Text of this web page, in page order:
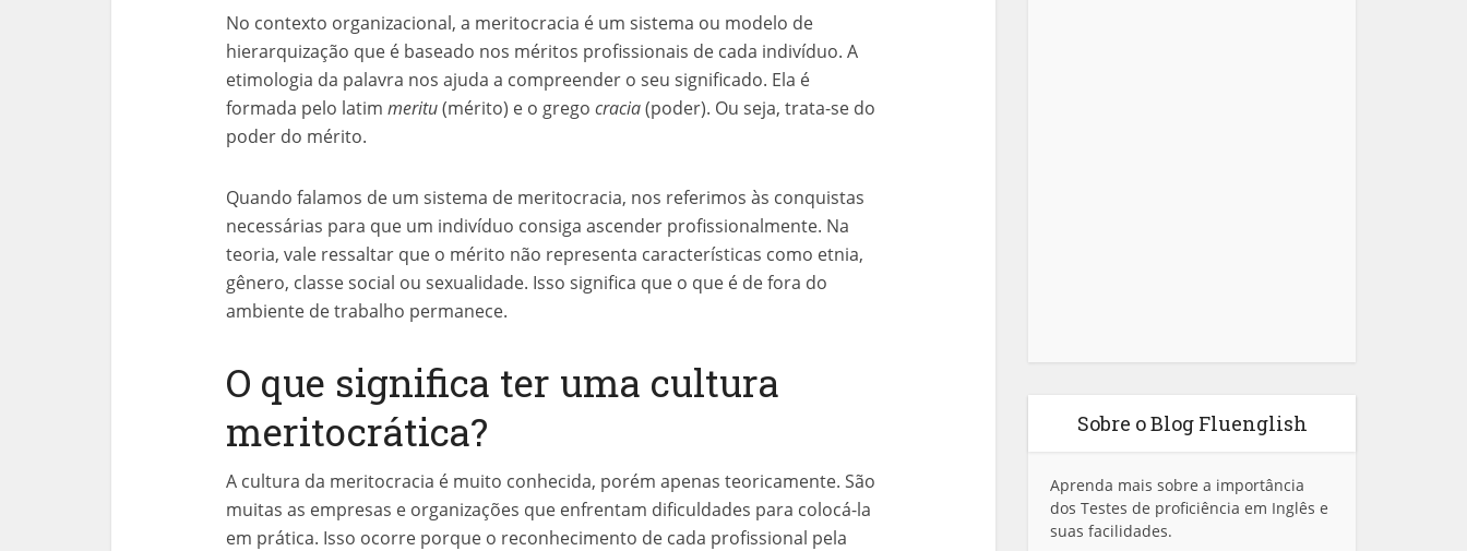
No contexto organizacional, a meritocracia é um sistema ou modelo de
hierarquização que é baseado nos méritos profissionais de cada indivíduo. A
etimologia da palavra nos ajuda a compreender o seu significado. Ela é
formada pelo latim meritu(mérito) e o grego cracia(poder). Ou seja, trata-se do
poder do mérito.
Quando falamos de um sistema de meritocracia, nos referimos às conquistas
necessárias para que um indivíduo consiga ascender profissionalmente. Na
teoria, vale ressaltar que o mérito não representa características como etnia,
gênero, classe social ou sexualidade. Isso significa que o que é de fora do
ambiente de trabalho permanece.
O que significa ter uma cultura
meritocrática?
A cultura da meritocracia é muito conhecida, porém apenas teoricamente. São
muitas as empresas e organizações que enfrentam dificuldades para colocá-la
em prática. Isso ocorre porque o reconhecimento de cada profissional pela
Sobre o Blog Fluenglish
Aprenda mais sobre a importância
dos Testes de proficiência em Inglês e
suas facilidades.